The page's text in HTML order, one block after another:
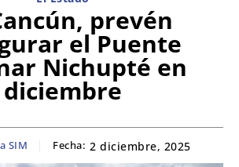
prevén
el Puente
Nichupté en
diciembre
SIM Fecha: 2 diciembre, 2025